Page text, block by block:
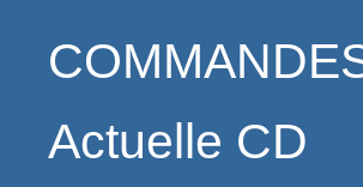
Actuelle CD